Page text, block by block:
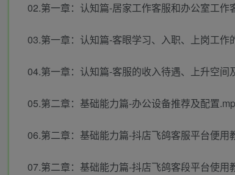
02.第一章：认知篇-居家工作客服和办公室工作
03.第一章：认知篇-客眼学习、入职、上岗工作
04.第一章：认知篇-客服的收入待遇、上升空间
05.第二章：基础能力篇-办公设备推荐及配置
06.第二章：基础能力篇-抖店飞鸽客服平台便用
07.第二章：基础能力篇-抖店飞鸽客段平台使用